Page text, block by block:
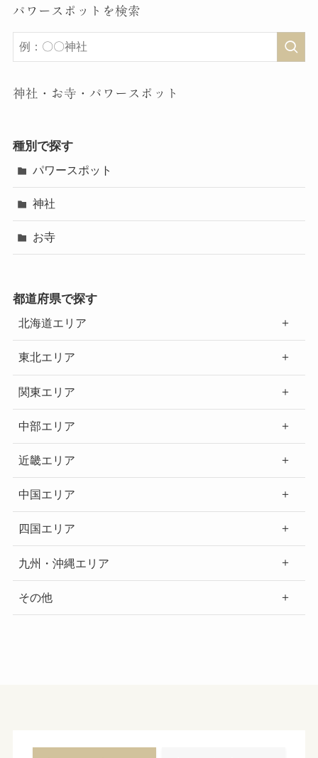
パワースポットを検索
神社・お寺・パワースポット
種別で探す
パワースポット
神社
お寺
都道府県で探す
北海道エリア
東北エリア
関東エリア
中部エリア
近畿エリア
中国エリア
四国エリア
九州・沖縄エリア
その他